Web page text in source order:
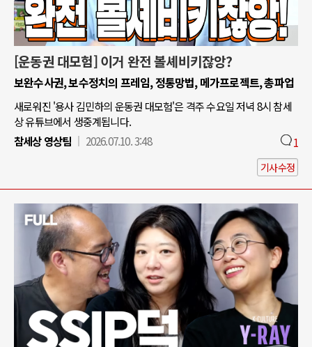
[운동권 대모험] 이거 완전 볼셰비키잖앙?
보완수사권, 보수정치의 프레임, 정통망법, 메가프로젝트, 총파업
새로워진 '용사 김민하의 운동권 대모험'은 격주 수요일 저녁 8시 참세
상 유튜브에서 생중계됩니다.
참세상 영상팀
2026.07.10. 3:48 1
기사수정